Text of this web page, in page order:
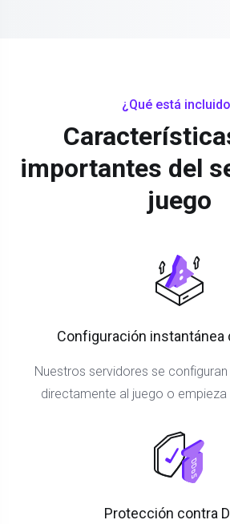
¿Qué está
importantes del
juego
Configuración instantánea
Nuestros servidores se configuran
directamente al juego o empieza
Protección contra